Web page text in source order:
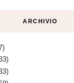
ARCHIVIO